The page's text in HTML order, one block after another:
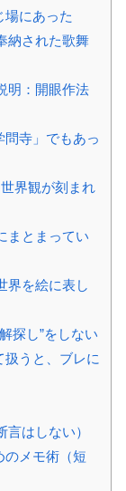
場にあった
納された歌舞
明：開眼作法
寺」でもあっ
界観が刻まれ
まとまってい
界を絵に表し
探し”をしない
うと、ブレに
はしない）
のメモ術（短